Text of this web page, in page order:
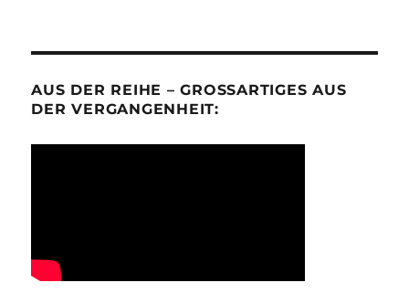
AUS DER REIHE – GROSSARTIGES AUS D
ER VERGANGENHEIT: